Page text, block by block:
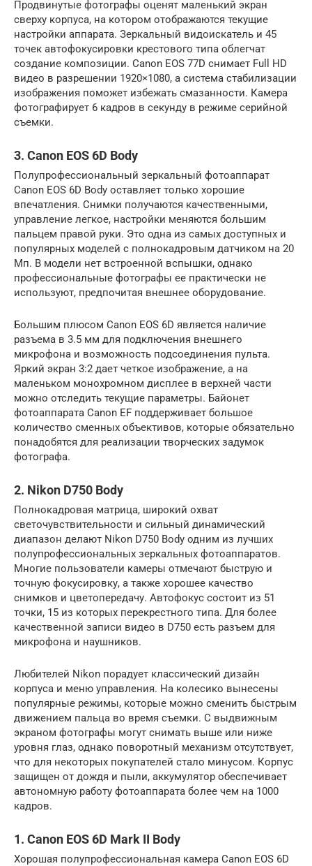
Продвинутые фотографы оценят маленький экран
сверху корпуса, на котором отображаются текущие
настройки аппарата. Зеркальный видоискатель и 45
точек автофокусировки крестового типа облегчат
создание композиции. Canon EOS 77D снимает Full HD
видео в разрешении 1920×1080, а система стабилизации
изображения поможет избежать смазанности. Камера
фотографирует 6 кадров в секунду в режиме серийной
съемки.
3. Canon EOS 6D Body
Полупрофессиональный зеркальный фотоаппарат
Canon EOS 6D Body оставляет только хорошие
впечатления. Снимки получаются качественными,
управление легкое, настройки меняются большим
пальцем правой руки. Это одна из самых доступных и
популярных моделей с полнокадровым датчиком на 20
Мп. В модели нет встроенной вспышки, однако
профессиональные фотографы ее практически не
используют, предпочитая внешнее оборудование.
Большим плюсом Canon EOS 6D является наличие
разъема в 3.5 мм для подключения внешнего
микрофона и возможность подсоединения пульта.
Яркий экран 3:2 дает четкое изображение, а на
маленьком монохромном дисплее в верхней части
можно отследить текущие параметры. Байонет
фотоаппарата Canon EF поддерживает большое
количество сменных объективов, которые обязательно
понадобятся для реализации творческих задумок
фотографа.
2. Nikon D750 Body
Полнокадровая матрица, широкий охват
светочувствительности и сильный динамический
диапазон делают Nikon D750 Body одним из лучших
полупрофессиональных зеркальных фотоаппаратов.
Многие пользователи камеры отмечают быструю и
точную фокусировку, а также хорошее качество
снимков и цветопередачу. Автофокус состоит из 51
точки, 15 из которых перекрестного типа. Для более
качественной записи видео в D750 есть разъем для
микрофона и наушников.
Любителей Nikon порадует классический дизайн
корпуса и меню управления. На колесико вынесены
популярные режимы, которые можно сменить быстрым
движением пальца во время съемки. С выдвижным
экраном фотографы могут снимать выше или ниже
уровня глаз, однако поворотный механизм отсутствует,
что для некоторых покупателей стало минусом. Корпус
защищен от дождя и пыли, аккумулятор обеспечивает
автономную работу фотоаппарата более чем на 1000
кадров.
1. Canon EOS 6D Mark II Body
Хорошая полупрофессиональная камера Canon EOS 6D